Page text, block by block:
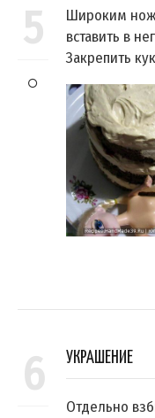
5
Широким
вставить в
Закрепить
6 УКРАШЕНИЕ
Отдельно